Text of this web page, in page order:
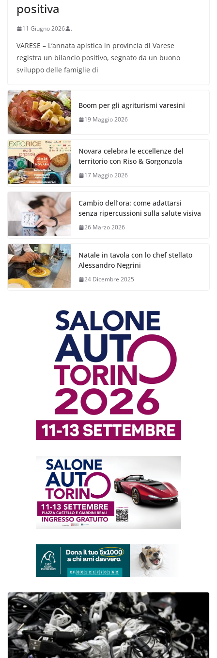
positiva
11 Giugno 2026 .
VARESE – L’annata apistica in provincia di Varese
registra un bilancio positivo, segnato da un buono
sviluppo delle famiglie di
Boom per gli agriturismi varesini
19 Maggio 2026
Novara celebra le eccellenze del
territorio con Riso & Gorgonzola
17 Maggio 2026
Cambio dell’ora: come adattarsi
senza ripercussioni sulla salute visiva
26 Marzo 2026
Natale in tavola con lo chef stellato
Alessandro Negrini
24 Dicembre 2025